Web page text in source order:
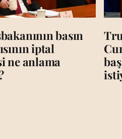
basın
iptal
ne anlama